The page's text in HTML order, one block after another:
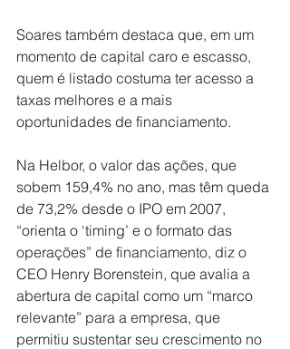
Soares também destaca que, em um
momento de capital caro e escasso,
quem é listado costuma ter acesso a
taxas melhores e a mais
oportunidades de financiamento.
Na Helbor, o valor das ações, que
sobem 159,4% no ano, mas têm queda
de 73,2% desde o IPO em 2007,
“orienta o ‘timing’ e o formato das
operações” de financiamento, diz o
CEO Henry Borenstein, que avalia a
abertura de capital como um “marco
relevante” para a empresa, que
permitiu sustentar seu crescimento no